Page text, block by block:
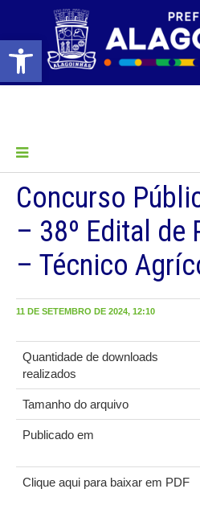
Barra de Ferramentas Aberta
Concurso
– 38º Edital de
– Técnico
11 DE SETEMBRO DE 2024, 12:10
Quantidade de downloads
realizados
Tamanho do arquivo
Publicado em
Clique aqui para baixar em PDF